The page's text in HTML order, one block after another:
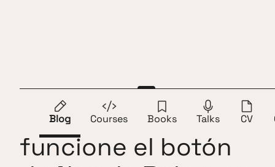
Skip to content
Blog
Courses Books Talks CV
Cómo hacer que
funcione el botón